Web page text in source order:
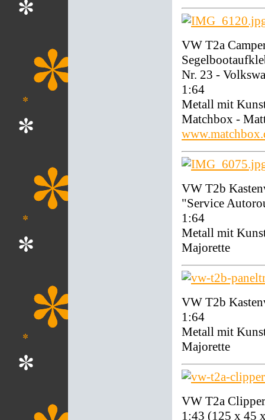
VW T2a
Nr. 23 -
1:64
Metall mit
Matchbox -
VW T2b
"Service
1:64
Metall mit
Majorette
VW T2b
1:64
Metall mit
Majorette
VW T2a
1:43 (125 x 45